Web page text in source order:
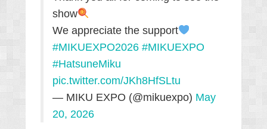
show
We appreciate the support
#MIKUEXPO2026 #MIKUEXPO
#HatsuneMiku
pic.twitter.com/JKh8HfSLtu
— MIKU EXPO (@mikuexpo) May
20, 2026